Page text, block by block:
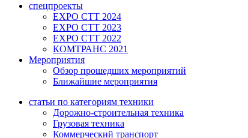
спецпроекты
EXPO CTT 2024
EXPO CTT 2023
EXPO CTT 2022
КОМТРАНС 2021
Мероприятия
Обзор прошедших мероприятий
Ближайшие мероприятия
статьи по категориям техники
Дорожно-строительная техника
Грузовая техника
Коммерческий транспорт